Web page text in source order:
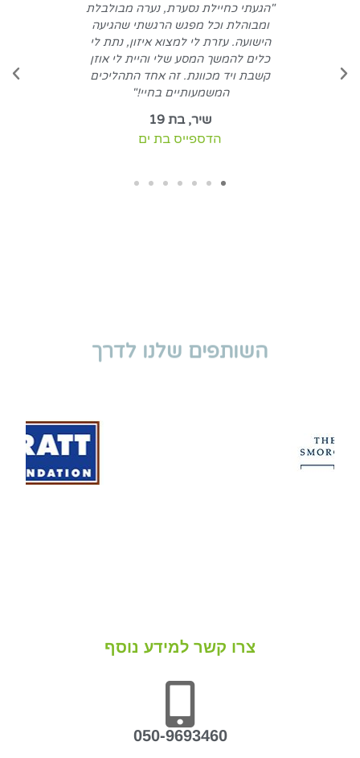
"הגעתי כחיילת נסערת, נערה מבולבלת
ומבוהלת וכל מפגש הרגשתי שהגיעה
הישועה. עזרת לי למצוא איזון, נתת לי
כלים להמשך המסע שלי והיית לי אוזן
קשבת ויד מכוונת. זה אחד התהליכים
המשמעותיים בחיי!"
שיר, בת 19
הדספייס בת ים
השותפים שלנו לדרך
צרו קשר למידע נוסף
050-9693460